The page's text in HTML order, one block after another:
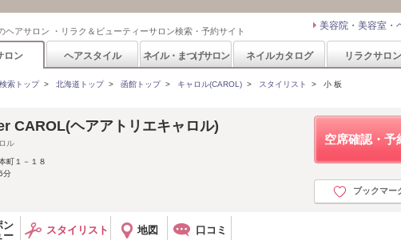
ヘアサロン ・リラク＆ビューティーサロン検索・予約サイト 美容院・美容室・
ロン ヘアスタイル ネイル・まつげサロン ネイルカタログ リラクサロン
索トップ> 北海道トップ> 函館トップ> キャロル(CAROL) > スタイリスト > 小 板
空席確認・予
ブックマー
CAROL(ヘアアトリエキャロル)
ル
町１－１８
分
ン
ー
スタイリスト 地図 口コミ